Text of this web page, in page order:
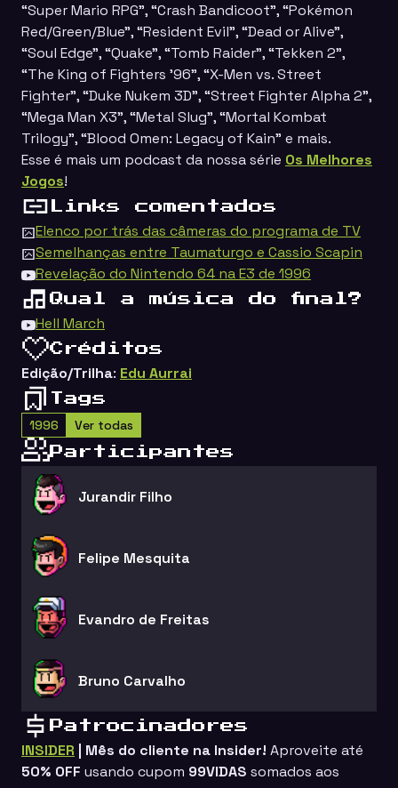
“Super Mario RPG”, “Crash Bandicoot”, “Pokémon
Red/Green/Blue”, “Resident Evil”, “Dead or Alive”,
“Soul Edge”, “Quake”, “Tomb Raider”, “Tekken 2”,
“The King of Fighters ’96”, “X-Men vs. Street
Fighter”, “Duke Nukem 3D”, “Street Fighter Alpha 2”,
“Mega Man X3”, “Metal Slug”, “Mortal Kombat
Trilogy”, “Blood Omen: Legacy of Kain” e mais.
Esse é mais um podcast da nossa série Os Melhores
Jogos!
Links comentados
Elenco por trás das câmeras do programa de TV
Semelhanças entre Taumaturgo e Cassio Scapin
Revelação do Nintendo 64 na E3 de 1996
Qual a música do final?
Hell March
Créditos
Edição/Trilha: Edu Aurrai
Tags
1996 Ver todas
Participantes
Jurandir Filho
Felipe Mesquita
Evandro de Freitas
Bruno Carvalho
Patrocinadores
INSIDER | Mês do cliente na Insider! Aproveite até
50% OFF usando cupom 99VIDAS somados aos